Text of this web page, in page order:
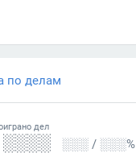
по делам
дел
░░░░ ░░░ / ░░░%